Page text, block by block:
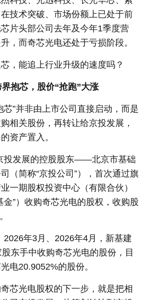
技术突破、市场份额上已处于前
片头部公司去年及今年1季度营
，而奇芯光电还处于亏损阶段。
，能追上行业升级的速度吗？
抱芯，股价“抢跑”大涨
芯”并非由上市公司直接启动，而是
相关股份，再转让给京投发展，
资产置入。
投发展的控股股东——北京市基础
（简称“京投公司”），首次通过旗
一期股权投资中心（有限合伙）
金”）收购奇芯光电的股权，收购股
2026年3月、2026年4月，新基建
东手中收购奇芯光电的股份，目
电20.9052%的股份。
芯光电股权的下一步，就是把相